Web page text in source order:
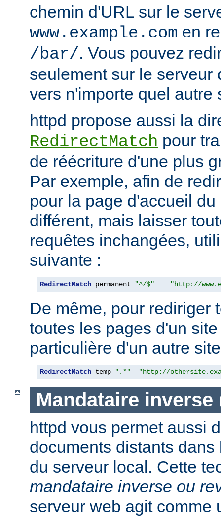
chemin d'URL sur le
www.example.com en
/bar/. Vous pouvez
seulement sur le serveur
vers n'importe quel autre
httpd propose aussi la
RedirectMatch pour
de réécriture d'une plus
Par exemple, afin de
pour la page d'accueil
différent, mais laisser
requêtes inchangées,
suivante :
RedirectMatch permanent "^/$" "http://
De même, pour rediriger
toutes les pages d'un
particulière d'un autre
RedirectMatch temp ".*" "http://
Mandataire inverse
httpd vous permet aussi
documents distants
du serveur local. Cette
mandataire inverse ou
serveur web agit comme